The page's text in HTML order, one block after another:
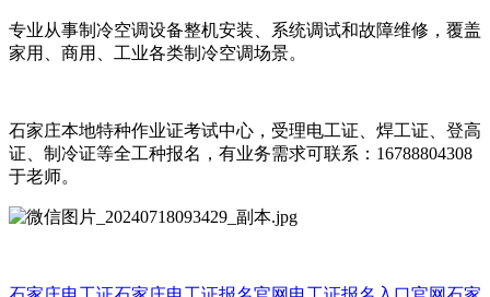
专业从事制冷空调设备整机安装、系统调试和故障维修，覆盖
家用、商用、工业各类制冷空调场景。
石家庄本地特种作业证考试中心，受理电工证、焊工证、登高
证、制冷证等全工种报名，有业务需求可联系：16788804308
于老师。